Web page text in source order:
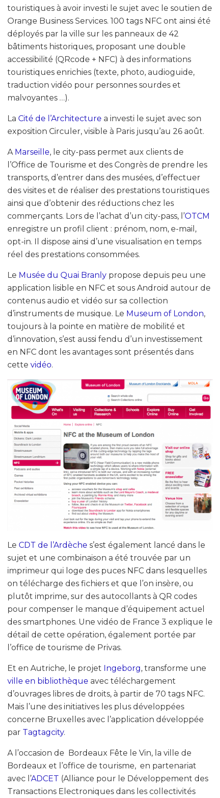
touristiques à avoir investi le sujet avec le soutien de
Orange Business Services. 100 tags NFC ont ainsi été
déployés par la ville sur les panneaux de 42
bâtiments historiques, proposant une double
accessibilité (QRcode + NFC) à des informations
touristiques enrichies (texte, photo, audioguide,
traduction vidéo pour personnes sourdes et
malvoyantes …).
La Cité de l’Architecture a investi le sujet avec son
exposition Circuler, visible à Paris jusqu’au 26 août.
A Marseille, le city-pass permet aux clients de
l’Office de Tourisme et des Congrès de prendre les
transports, d’entrer dans des musées, d’effectuer
des visites et de réaliser des prestations touristiques
ainsi que d’obtenir des réductions chez les
commerçants. Lors de l’achat d’un city-pass, l’OTCM
enregistre un profil client : prénom, nom, e-mail,
opt-in. Il dispose ainsi d’une visualisation en temps
réel des prestations consommées.
Le Musée du Quai Branly propose depuis peu une
application lisible en NFC et sous Android autour de
contenus audio et vidéo sur sa collection
d’instruments de musique. Le Museum of London,
toujours à la pointe en matière de mobilité et
d’innovation, s’est aussi fendu d’un investissement
en NFC dont les avantages sont présentés dans
cette vidéo.
Le CDT de l’Ardèche s’est également lancé dans le
sujet et une combinaison a été trouvée par un
imprimeur qui loge des puces NFC dans lesquelles
on télécharge des fichiers et que l’on insère, ou
plutôt imprime, sur des autocollants à QR codes
pour compenser le manque d’équipement actuel
des smartphones. Une vidéo de France 3 explique le
détail de cette opération, également portée par
l’office de tourisme de Privas.
Et en Autriche, le projet Ingeborg, transforme une
ville en bibliothèque avec téléchargement
d’ouvrages libres de droits, à partir de 70 tags NFC.
Mais l’une des initiatives les plus développées
concerne Bruxelles avec l’application développée
par Tagtagcity.
A l’occasion de Bordeaux Fête le Vin, la ville de
Bordeaux et l’office de tourisme, en partenariat
avec l’ADCET (Alliance pour le Développement des
Transactions Electroniques dans les collectivités